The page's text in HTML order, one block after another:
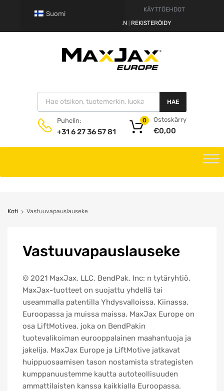
VASTUUVAPAUSLAUSEKE
KÄYTTÖEHDOT
KIRJAUDU SISÄÄN REKISTERÖIDY
HAE
Puhelin:
+31 6 27 36 57 81
Ostoskärry
€0,00
0
Koti Vastuuvapauslauseke
Vastuuvapauslauseke
© 2021 MaxJax, LLC, BendPak, Inc: n tytäryhtiö.
MaxJax-tuotteet on suojattu yhdellä tai
useammalla patentilla Yhdysvalloissa, Kiinassa,
Euroopassa ja muissa maissa. MaxJax Europe on
osa LiftMotivea, joka on BendPakin
tuotevalikoiman eurooppalainen maahantuoja ja
jakelija. MaxJax Europe ja LiftMotive jatkavat
huippuosaamisen tason nostamista strategisten
kumppanuustemme kautta autoteollisuuden
ammattilaisten kanssa kaikkialla Euroopassa.
Suomi